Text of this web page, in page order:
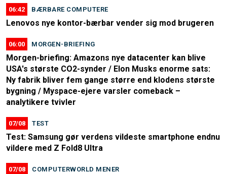
06:42 BÆRBARE COMPUTERE
Lenovos nye kontor-bærbar vender sig mod brugeren
06:00 MORGEN-BRIEFING
Morgen-briefing: Amazons nye datacenter kan blive
USA's største CO2-synder / Elon Musks enorme sats:
Ny fabrik bliver fem gange større end klodens største
bygning / Myspace-ejere varsler comeback –
analytikere tvivler
07/08 TEST
Test: Samsung gør verdens vildeste smartphone endnu
vildere med Z Fold8 Ultra
07/08 COMPUTERWORLD MENER